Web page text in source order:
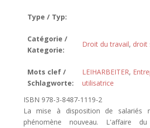
Type / Typ:
Catégorie /
Kategorie:
Droit du travail, droit
Mots clef /
Schlagworte:
LEIHARBEITER,
utilisatrice
ISBN 978-3-8487-1119-2
La mise à disposition de salariés
phénomène nouveau. L'affaire